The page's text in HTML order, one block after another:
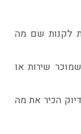
לקנות שם מה
שירות או
הכיר את מה